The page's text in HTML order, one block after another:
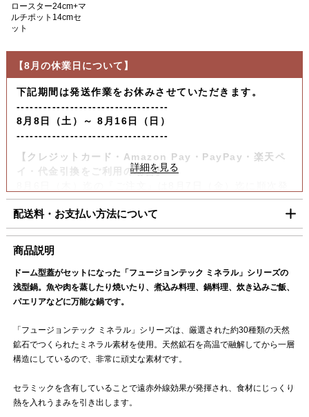
ロースター24cm+マ
ルチポット14cmセ
ット
【8月の休業日について】
下記期間は発送作業をお休みさせていただきます。
----------------------------------
8月8日（土）～ 8月16日（日）
----------------------------------
【クレジットカード・Amazon Pay・PayPay・楽天ペ
イ・代金引換をご利用の場合】
送いたします。
【コンビニ決済をご利用の場合】
8月6日（木）迄の『ご注文及びご入金確認分』は8月7日
（金）迄に順次発送いたします。
上記日時以降のご注文及びご入金確認分につきましては、8月
17日（月）以降の発送となります。
ご迷惑をお掛けいたしますが、何卒ご了承賜りますよう
配送料・お支払い方法について
■配送料（税込）
北海道 1,100円
東北・関東・信越・
北陸・中部・関西
中国・四国 930円
九州 1,100円
海外への発送は行っておりません。
商品説明
ドーム型蓋がセットになった「フュージョンテック ミネラル」シリーズの
浅型鍋。魚や肉を蒸したり焼いたり、煮込み料理、鍋料理、炊き込みご飯、
パエリアなどに万能な鍋です。
「フュージョンテック ミネラル」シリーズは、厳選された約30種類の天然
鉱石でつくられたミネラル素材を使用。天然鉱石を高温で融解してから一層
構造にしているので、非常に頑丈な素材です。
セラミックを含有していることで遠赤外線効果が発揮され、食材にじっくり
熱を入れうまみを引き出します。